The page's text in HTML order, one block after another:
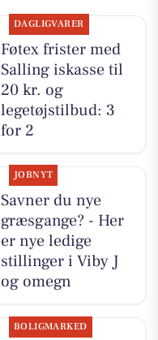
DAGLIGVARER
Føtex frister med
Salling iskasse til
20 kr. og
legetøjstilbud: 3
for 2
JOBNYT
Savner du nye
græsgange? - Her
er nye ledige
stillinger i Viby J
og omegn
BOLIGMARKED